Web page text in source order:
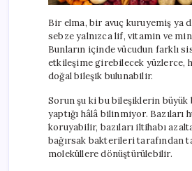
Bir elma, bir avuç kuruyemiş ya
sebze yalnızca lif, vitamin ve
Bunların içinde vücudun farklı
etkileşime girebilecek yüzlerce,
doğal bileşik bulunabilir.
Sorun şu ki bu bileşiklerin büyük
yaptığı hâlâ bilinmiyor. Bazıları
koruyabilir, bazıları iltihabı
bağırsak bakterileri tarafından
moleküllere dönüştürülebilir.